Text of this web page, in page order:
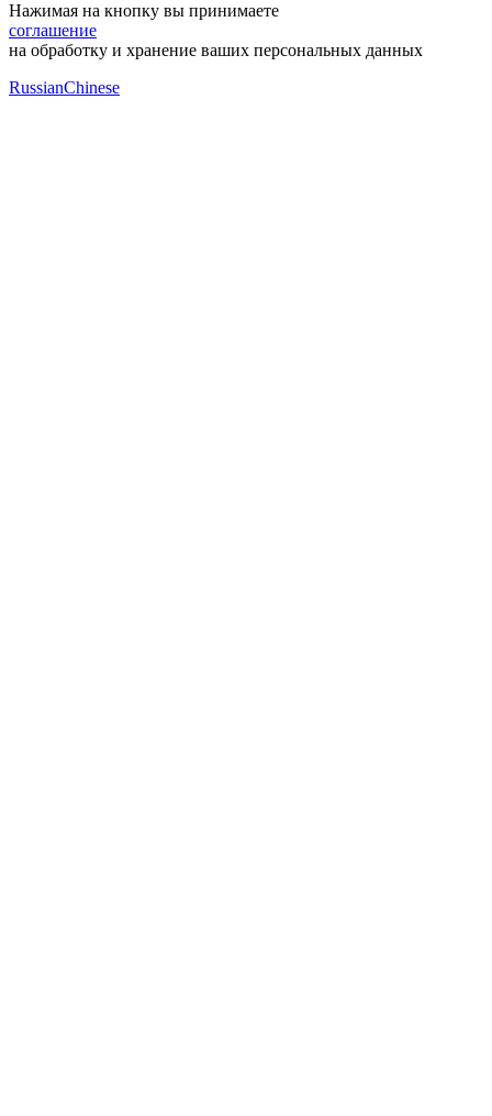
Нажимая на кнопку вы принимаете
соглашение
на обработку и хранение ваших персональных данных
RussianChinese